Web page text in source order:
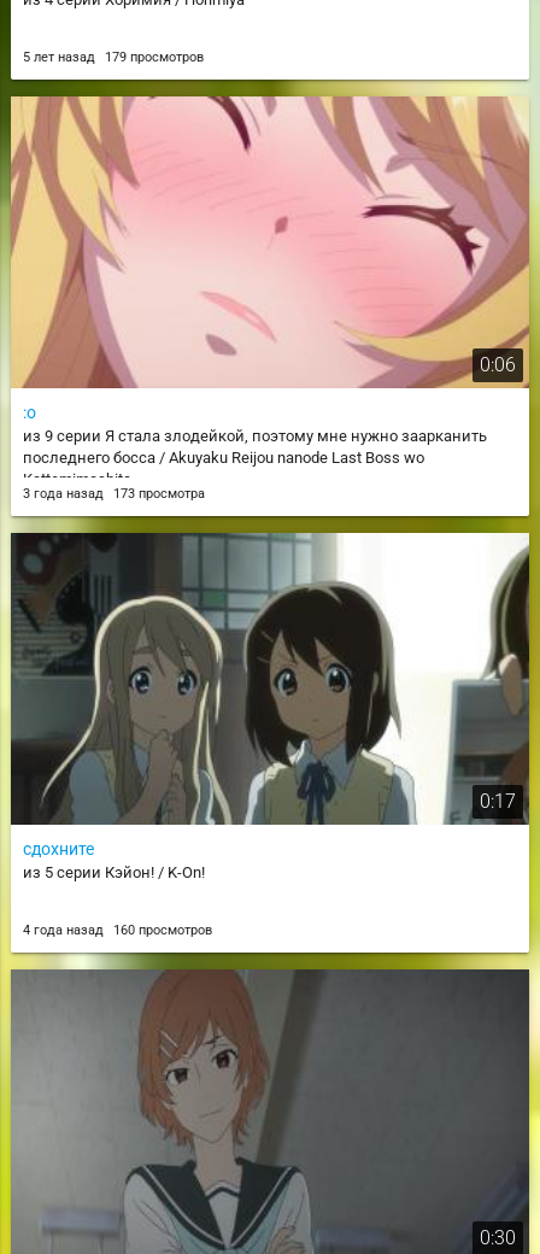
5 лет назад 179 просмотров
0:06
:о
из 9 серии Я стала злодейкой, поэтому мне нужно заарканить
последнего босса / Akuyaku Reijou nanode Last Boss wo
Kattemimashita
3 года назад 173 просмотра
0:17
сдохните
из 5 серии Кэйон! / K-On!
4 года назад 160 просмотров
0:30